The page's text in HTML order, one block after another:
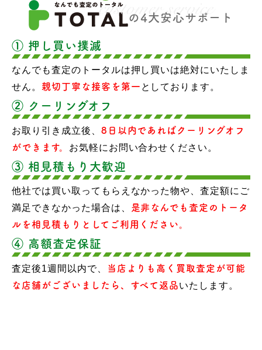
の4大安心サポート
① 押し買い撲滅
なんでも査定のトータルは押し買いは絶対にいたしま
せん。
親切丁寧な接客を第一 としております。
② クーリングオフ
お取り引き成立後、 8日以内であればクーリングオフ
ができます。 お気軽にお問い合わせください。
③ 相見積もり大歓迎
他社では買い取ってもらえなかった物や、査定額にご
満足できなかった場合は、
是非なんでも査定のトータ
ルを相見積もりとしてご利用ください。
④ 高額査定保証
査定後1週間以内で、
当店よりも高く買取査定が可能
な店舗がございましたら、すべて返品いたします。